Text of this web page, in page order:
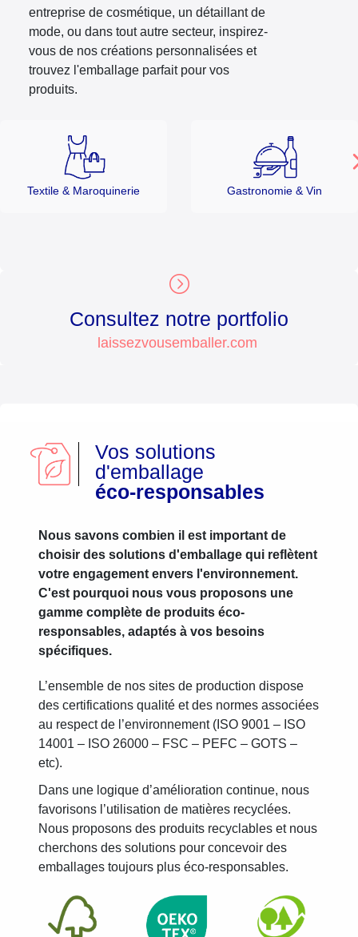
entreprise de cosmétique, un détaillant de
mode, ou dans tout autre secteur, inspirez-
vous de nos créations personnalisées et
trouvez l'emballage parfait pour vos
produits.
Textile & Maroquinerie Gastronomie & Vin
Consultez notre portfolio
laissezvousemballer.com
Vos solutions
d'emballage
éco-responsables
Nous savons combien il est important de
choisir des solutions d'emballage qui reflètent
votre engagement envers l'environnement.
C'est pourquoi nous vous proposons une
gamme complète de produits éco-
responsables, adaptés à vos besoins
spécifiques.
L’ensemble de nos sites de production dispose
des certifications qualité et des normes associées
au respect de l’environnement (ISO 9001 – ISO
14001 – ISO 26000 – FSC – PEFC – GOTS –
etc).
Dans une logique d’amélioration continue, nous
favorisons l’utilisation de matières recyclées.
Nous proposons des produits recyclables et nous
cherchons des solutions pour concevoir des
emballages toujours plus éco-responsables.